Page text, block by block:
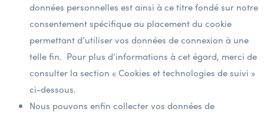
données personnelles est ainsi à ce titre fondé sur notre
consentement spécifique au placement du cookie
permettant d’utiliser vos données de connexion à une
telle fin. Pour plus d’informations à cet égard, merci de
consulter la section « Cookies et technologies de suivi »
ci-dessous.
Nous pouvons enfin collecter vos données de